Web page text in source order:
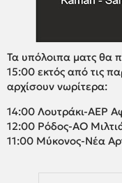
Τα υπόλοιπα ματς θα
15:00 εκτός από τις
αρχίσουν νωρίτερα:
14:00 Λουτράκι-ΑΕΡ
12:00 Ρόδος-ΑΟ
11:00 Μύκονος-Νέα